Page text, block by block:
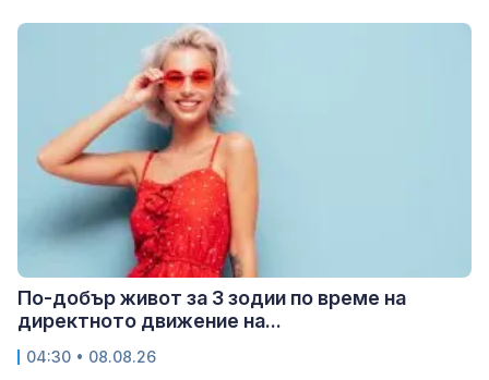
По-добър живот за 3 зодии по време на
директното движение на...
04:30 • 08.08.26